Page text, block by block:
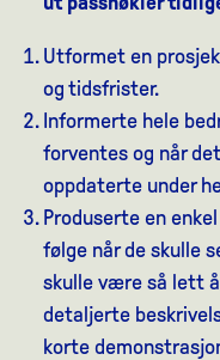
Utformet en
og tidsfrister.
Informerte hele
forventes og når
oppdaterte under
Produserte en
følge når de skulle
skulle være så lett
detaljerte
korte